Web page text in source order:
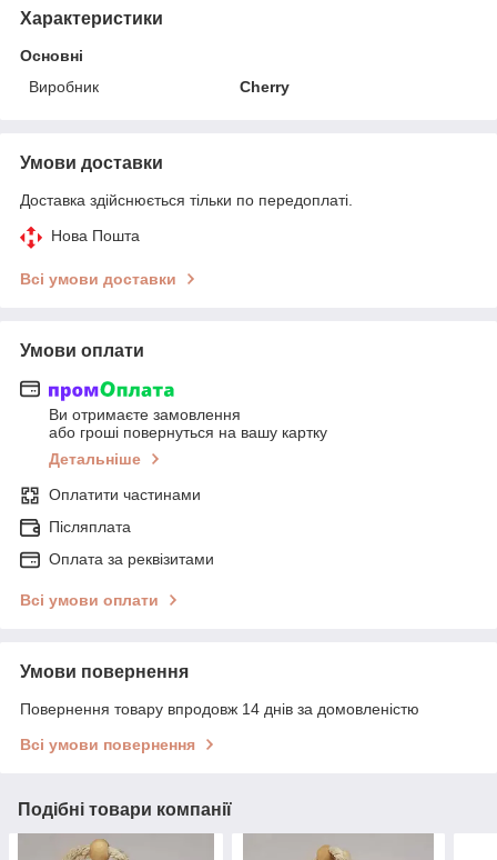
Характеристики
Основні
Виробник
Cherry
Умови доставки
Доставка здійснюється тільки по передоплаті.
Нова Пошта
Всі умови доставки
Умови оплати
Ви отримаєте замовлення
або гроші повернуться на вашу картку
Детальніше
Оплатити частинами
Післяплата
Оплата за реквізитами
Всі умови оплати
Умови повернення
Повернення товару впродовж 14 днів за домовленістю
Всі умови повернення
Подібні товари компанії